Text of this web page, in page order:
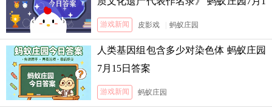
3日答案
游戏新闻 皮影戏 蚂蚁庄园
人类基因组包含多少对染色体 蚂蚁庄园
7月15日答案
游戏新闻 蚂蚁庄园